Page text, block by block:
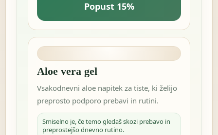
Popust 15%
Aloe vera gel
Vsakodnevni aloe napitek za tiste, ki želijo
preprosto podporo prebavi in rutini.
Smiselno je, če temo gledaš skozi prebavo in
preprostejšo dnevno rutino.